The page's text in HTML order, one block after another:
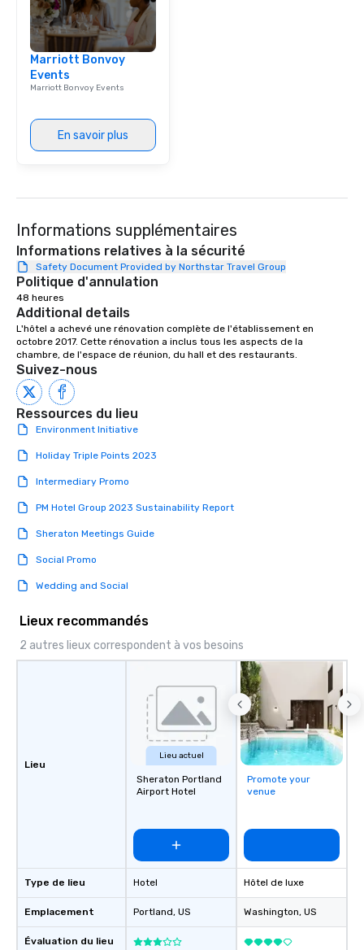
Marriott Bonvoy
Events
Marriott Bonvoy Events
En savoir plus
Informations supplémentaires
Informations relatives à la sécurité
Safety Document Provided by Northstar Travel Group
Politique d'annulation
48 heures
Additional details
L'hôtel a achevé une rénovation complète de l'établissement en
octobre 2017. Cette rénovation a inclus tous les aspects de la
chambre, de l'espace de réunion, du hall et des restaurants.
Suivez-nous
Ressources du lieu
Environment Initiative
Holiday Triple Points 2023
Intermediary Promo
PM Hotel Group 2023 Sustainability Report
Sheraton Meetings Guide
Social Promo
Wedding and Social
Lieux recommandés
2 autres lieux correspondent à vos besoins
Lieu
Type de lieu
Emplacement
Évaluation du lieu
Lieu actuel
Sheraton Portland
Airport Hotel
Hotel
Portland, US
Promote your
venue
Hôtel de luxe
Washington, US